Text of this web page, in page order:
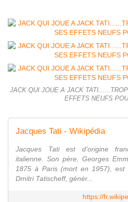
JACK QUI JOUE A JACK
EFFETS NEUFS
Jacques Tati - Wikipédia
Jacques Tati est d'origine
italienne. Son père, Georges
1875 à Paris (mort en 1957),
Dmitri Tatischeff, génér...
https://